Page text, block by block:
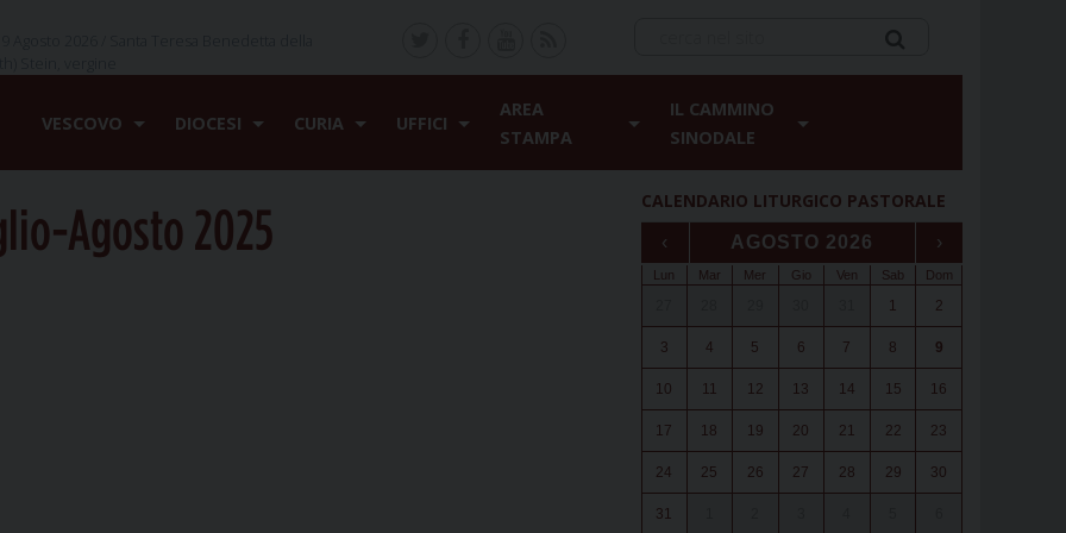
VESCOVO DIOCESI CURIA UFFICI
AREA
STAMPA
IL CAMMINO
SINODALE
Agosto 2025 CALENDARIO LITURGICO PASTORALE
‹ AGOSTO 2026 ›
Lun Mar Mer Gio Ven Sab Dom
1 2
3 4 5 6 7 8 9
10 11 12 13 14 15 16
17 18 19 20 21 22 23
24 25 26 27 28 29 30
31